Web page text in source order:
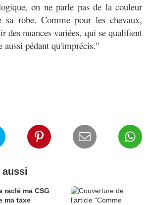
on ne parle pas de la couleur
robe. Comme pour les chevaux,
des nuances variées, qui se qualifient
aussi pédant qu'imprécis."
aussi
raclé ma CSG
ma taxe